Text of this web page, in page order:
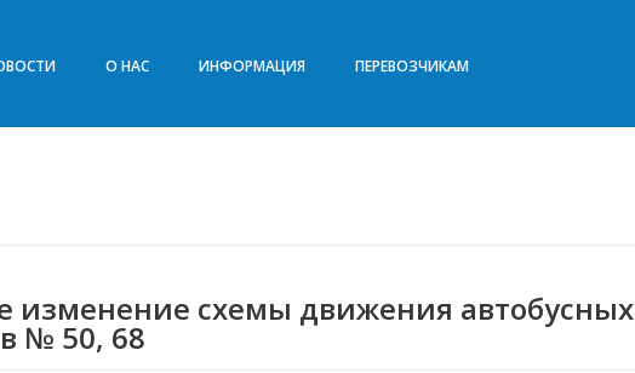
О НАС ИНФОРМАЦИЯ ПЕРЕВОЗЧИКАМ
изменение схемы движения автобусных
№ 50, 68